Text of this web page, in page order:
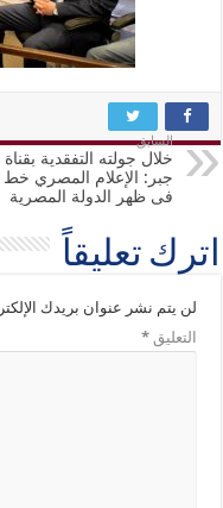
السابق
جبر: الإعلام المصري
فى ظهر الدولة المصرية
اترك تعليقاً
لن يتم نشر عنوان بريدك
التعليق*